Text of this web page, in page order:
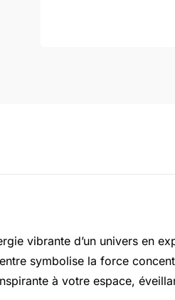
vibrante d’un univers en
symbolise la force
à votre espace,